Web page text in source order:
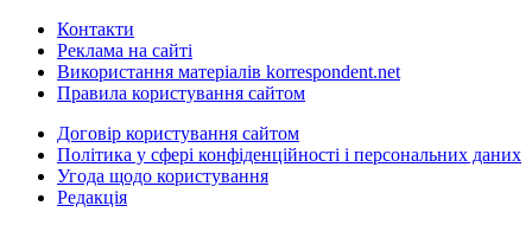
Контакти
Реклама на сайті
Використання матеріалів korrespondent.net
Правила користування сайтом
Договір користування сайтом
Політика у сфері конфіденційності і персональних даних
Угода щодо користування
Редакція